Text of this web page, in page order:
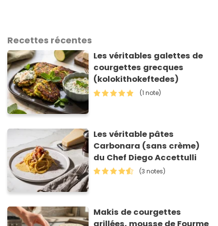
Recettes récentes
Les véritables galettes de
courgettes grecques
(kolokithokeftedes)
(1 note)
Les véritable pâtes
Carbonara (sans crème)
du Chef Diego Accettulli
(3 notes)
Makis de courgettes